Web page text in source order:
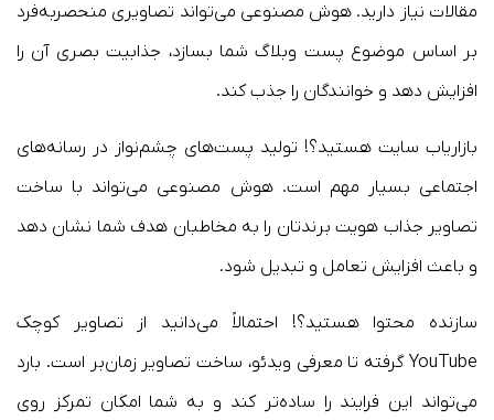
مقالات نیاز دارید. هوش مصنوعی می‌تواند تصاویری منحصربه‌فرد
بر اساس موضوع پست وبلاگ شما بسازد، جذابیت بصری آن را
افزایش دهد و خوانندگان را جذب کند.
بازاریاب سایت هستید؟! تولید پست‌های چشم‌نواز در رسانه‌های
اجتماعی بسیار مهم است. هوش مصنوعی می‌تواند با ساخت
تصاویر جذاب هویت برندتان را به مخاطبان هدف شما نشان دهد
و باعث افزایش تعامل و تبدیل شود.
سازنده محتوا هستید؟! احتمالاً می‌دانید از تصاویر کوچک
YouTube گرفته تا معرفی ویدئو، ساخت تصاویر زمان‌بر است. بارد
می‌تواند این فرایند را ساده‌تر کند و به شما امکان تمرکز روی